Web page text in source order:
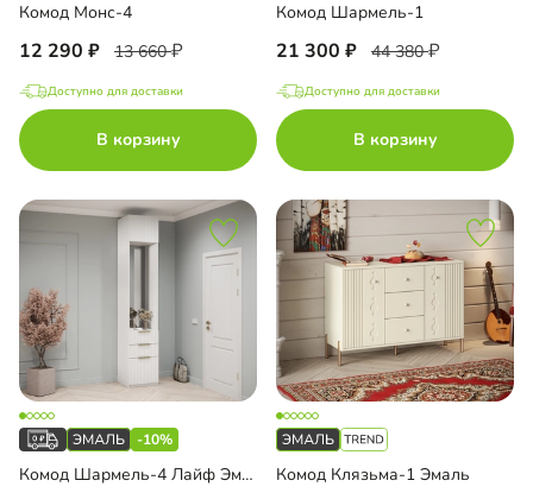
Комод Монс-4
12 290 13 660
Доступно для доставки
В корзину
Комод Шармель-1
21 300 44 380
Доступно для доставки
В корзину
-10%
Комод Шармель-4 Лайф Эмаль с зеркалом и антресолью Комод Клязьма-1 Эмаль